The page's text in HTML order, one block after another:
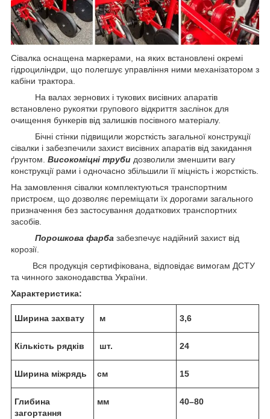
Сівалка оснащена маркерами, на яких встановлені окремі
гідроциліндри, що полегшує управління ними механізатором з
кабіни трактора.
На валах зернових і тукових висівних апаратів
встановлено рукоятки групового відкриття заслінок для
очищення бункерів від залишків посівного матеріалу.
Бічні стінки підвищили жорсткість загальної конструкції
сівалки і забезпечили захист висівних апаратів від закидання
ґрунтом. Високоміцні труби дозволили зменшити вагу
конструкції рами і одночасно збільшили її міцність і жорсткість.
На замовлення сівалки комплектуються транспортним
пристроєм, що дозволяє переміщати їх дорогами загального
призначення без застосування додаткових транспортних
засобів.
Порошкова фарба забезпечує надійний захист від
корозії.
Вся продукція сертифікована, відповідає вимогам ДСТУ
та чинного законодавства України.
Характеристика:
Ширина захвату м 3,6
Кількість рядків шт. 24
Ширина міжрядь см 15
Глибина
загортання
мм 40–80